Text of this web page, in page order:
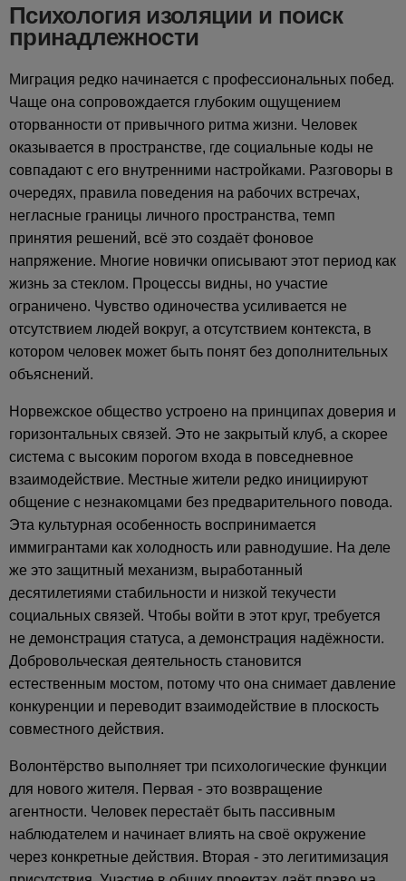
Психология изоляции и поиск
принадлежности
Миграция редко начинается с профессиональных побед.
Чаще она сопровождается глубоким ощущением
оторванности от привычного ритма жизни. Человек
оказывается в пространстве, где социальные коды не
совпадают с его внутренними настройками. Разговоры в
очередях, правила поведения на рабочих встречах,
негласные границы личного пространства, темп
принятия решений, всё это создаёт фоновое
напряжение. Многие новички описывают этот период как
жизнь за стеклом. Процессы видны, но участие
ограничено. Чувство одиночества усиливается не
отсутствием людей вокруг, а отсутствием контекста, в
котором человек может быть понят без дополнительных
объяснений.
Норвежское общество устроено на принципах доверия и
горизонтальных связей. Это не закрытый клуб, а скорее
система с высоким порогом входа в повседневное
взаимодействие. Местные жители редко инициируют
общение с незнакомцами без предварительного повода.
Эта культурная особенность воспринимается
иммигрантами как холодность или равнодушие. На деле
же это защитный механизм, выработанный
десятилетиями стабильности и низкой текучести
социальных связей. Чтобы войти в этот круг, требуется
не демонстрация статуса, а демонстрация надёжности.
Добровольческая деятельность становится
естественным мостом, потому что она снимает давление
конкуренции и переводит взаимодействие в плоскость
совместного действия.
Волонтёрство выполняет три психологические функции
для нового жителя. Первая - это возвращение
агентности. Человек перестаёт быть пассивным
наблюдателем и начинает влиять на своё окружение
через конкретные действия. Вторая - это легитимизация